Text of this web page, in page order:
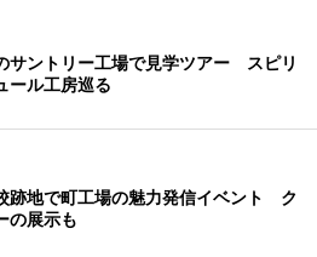
サントリー工場で見学ツアー スピリ
ール工房巡る
跡地で町工場の魅力発信イベント ク
の展示も